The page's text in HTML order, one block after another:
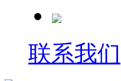
联系我们